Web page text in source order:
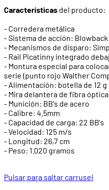
Características del producto:
- Corredera metálica
- Sistema de acción: Blowback
- Mecanismos de disparo:
- Rail Picatinny integrado
- Montura especial para
serie (punto rojo Walther
- Alimentación: botella de 12 g
- Mira delantera de fibra óptica
- Munición: BB's de acero
- Calibre: 4.5mm
- Capacidad de carga: 22 BB's
- Velocidad: 125 m/s
- Longitud: 26,7 cm
- Peso: 1.020 gramos
Pulsar para saltar carrusel